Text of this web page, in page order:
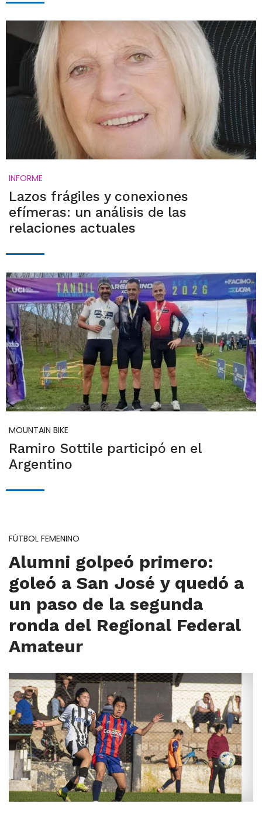
INFORME
Lazos frágiles y conexiones
efímeras: un análisis de las
relaciones actuales
MOUNTAIN BIKE
Ramiro Sottile participó en el
Argentino
FÚTBOL FEMENINO
Alumni golpeó primero:
goleó a San José y quedó a
un paso de la segunda
ronda del Regional Federal
Amateur